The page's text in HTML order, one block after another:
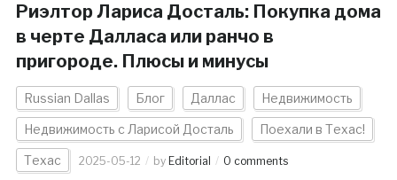
Риэлтор Лариса Досталь: Покупка дома
в черте Далласа или ранчо в
пригороде. Плюсы и минусы
Russian Dallas Блог Даллас Недвижимость
Недвижимость с Ларисой Досталь Поехали в Техас!
Техас 2025-05-12 by Editorial 0 comments